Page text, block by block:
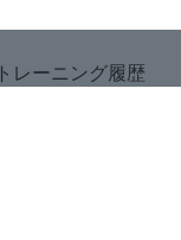
トレーニング履歴